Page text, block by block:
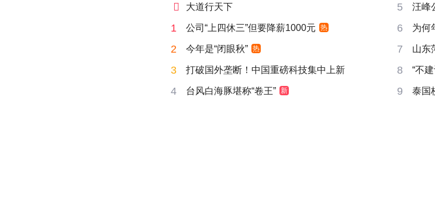
 大道行天下 5 汪峰
1 公司“上四休三”但要降薪1000元 热 6 为何
2 今年是“闭眼秋” 热 7 山东
3 打破国外垄断！中国重磅科技集中上新 8 “不
4 台风白海豚堪称“卷王” 新 9 泰国